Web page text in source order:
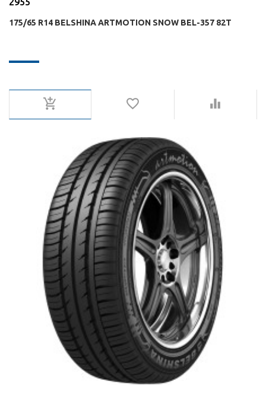
175/65 R14 BELSHINA ARTMOTION SNOW BEL-357 82T